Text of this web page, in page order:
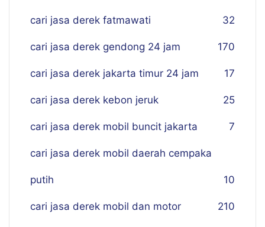
cari jasa derek fatmawati 32
cari jasa derek gendong 24 jam 170
cari jasa derek jakarta timur 24 jam 17
cari jasa derek kebon jeruk 25
cari jasa derek mobil buncit jakarta 7
cari jasa derek mobil daerah cempaka
putih 10
cari jasa derek mobil dan motor 210